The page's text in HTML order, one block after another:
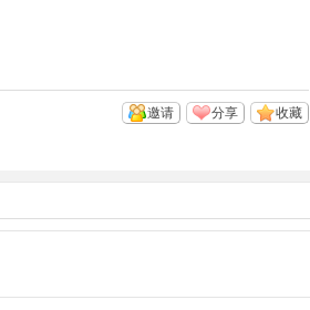
收藏
分享
邀请